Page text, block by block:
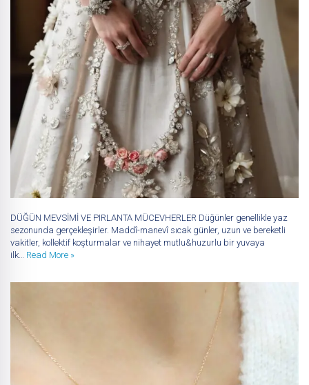
DÜĞÜN MEVSİMİ VE PIRLANTA MÜCEVHERLER Düğünler genellikle yaz
sezonunda gerçekleşirler. Maddî-manevî sıcak günler, uzun ve bereketli
vakitler, kollektif koşturmalar ve nihayet mutlu&huzurlu bir yuvaya
ilk… Read More »